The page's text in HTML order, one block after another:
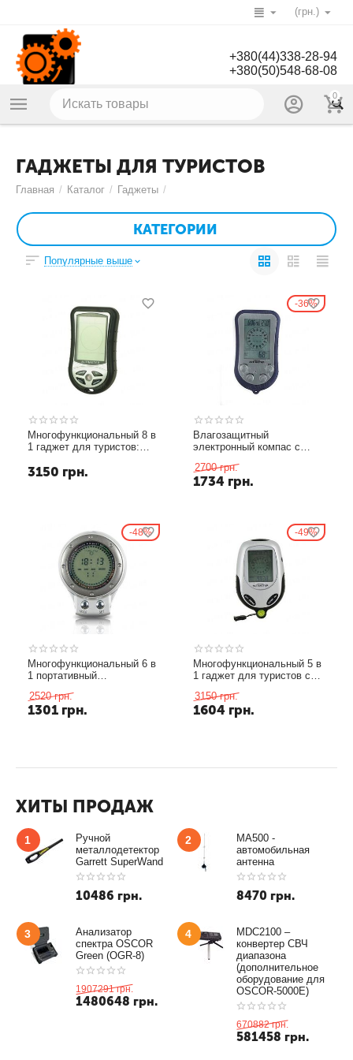
(грн.)
+380(44)338-28-94
+380(50)548-68-08
0
ГАДЖЕТЫ ДЛЯ ТУРИСТОВ
Главная / Каталог / Гаджеты /
КАТЕГОРИИ
Популярные выше
Многофункциональный 8 в
1 гаджет для туристов:
компас + термометр +
метеостанция + часы +
3150 грн.
36%
Влагозащитный
электронный компас с
барометра и термометра
(модель WS110)
2700 грн.
1734 грн.
48%
Многофункциональный 6 в
1 портативный
функциями барометра,
высотомера, термометра,
2520 грн.
1301 грн.
49%
Многофункциональный 5 в
1 гаджет для туристов с
экраном: высотомер +
барометр + компас +
3150 грн.
1604 грн.
ХИТЫ ПРОДАЖ
1
Ручной
металлодетектор
Garrett SuperWand
10486 грн.
2
MA500 -
автомобильная
антенна
8470 грн.
3
Анализатор
спектра OSCOR
Green (OGR-8)
1907291 грн.
1480648 грн.
4
MDC2100 –
конвертер СВЧ
диапазона
(дополнительное
оборудование для
OSCOR-5000E)
670882 грн.
581458 грн.